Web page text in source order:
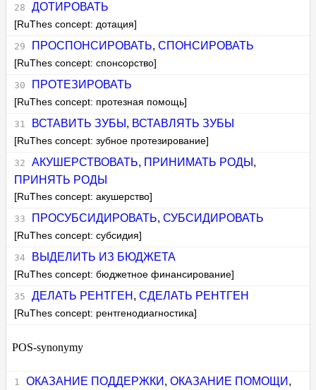
ДОТИРОВАТЬ
[RuThes concept: дотация]
ПРОСПОНСИРОВАТЬ, СПОНСИРОВАТЬ
[RuThes concept: спонсорство]
ПРОТЕЗИРОВАТЬ
[RuThes concept: протезная помощь]
ВСТАВИТЬ ЗУБЫ , ВСТАВЛЯТЬ ЗУБЫ
[RuThes concept: зубное протезирование]
АКУШЕРСТВОВАТЬ, ПРИНИМАТЬ РОДЫ ,
ПРИНЯТЬ РОДЫ
[RuThes concept: акушерство]
ПРОСУБСИДИРОВАТЬ, СУБСИДИРОВАТЬ
[RuThes concept: субсидия]
ВЫДЕЛИТЬ ИЗ БЮДЖЕТА
[RuThes concept: бюджетное финансирование]
ДЕЛАТЬ РЕНТГЕН , СДЕЛАТЬ РЕНТГЕН
[RuThes concept: рентгенодиагностика]
POS-synonymy
ОКАЗАНИЕ ПОДДЕРЖКИ , ОКАЗАНИЕ ПОМОЩИ ,